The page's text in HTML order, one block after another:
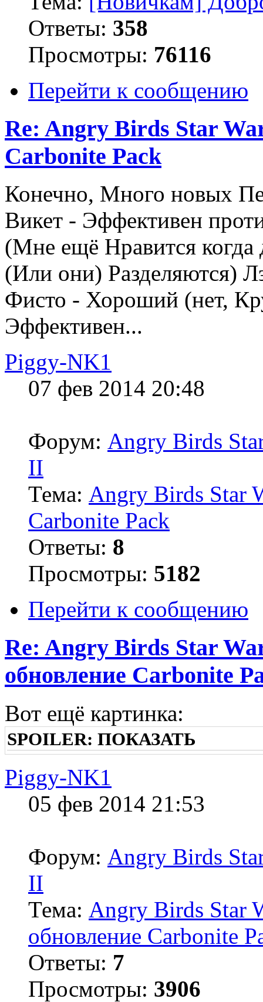
Ответы: 358
Просмотры: 76116
Перейти к сообщению
Re: Angry Birds Star
Carbonite Pack
Конечно, Много новых
Викет - Эффективен
(Мне ещё Нравится когда
(Или они) Разделяются)
Фисто - Хороший (нет,
Эффективен...
Piggy-NK1
07 фев 2014 20:48
Форум: Angry Birds
II
Тема: Angry Birds Star
Carbonite Pack
Ответы: 8
Просмотры: 5182
Перейти к сообщению
Re: Angry Birds Star
обновление Carbonite
Вот ещё картинка:
SPOILER: ПОКАЗАТЬ
Piggy-NK1
05 фев 2014 21:53
Форум: Angry Birds
II
Тема: Angry Birds Star
обновление Carbonite
Ответы: 7
Просмотры: 3906